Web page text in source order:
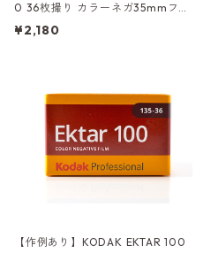
0 36枚撮り カラーネガ35mmフィ
ルム コダック (K024)
¥2,180
【作例あり】KODAK EKTAR 100